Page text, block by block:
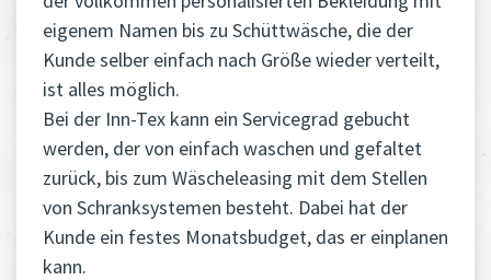
eigenem Namen bis zu Schüttwäsche, die der
Kunde selber einfach nach Größe wieder verteilt,
ist alles möglich.
Bei der Inn-Tex kann ein Servicegrad gebucht
werden, der von einfach waschen und gefaltet
zurück, bis zum Wäscheleasing mit dem Stellen
von Schranksystemen besteht. Dabei hat der
Kunde ein festes Monatsbudget, das er einplanen
kann.